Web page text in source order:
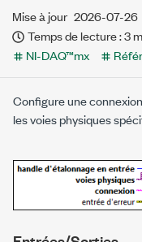
Mise à jour 2026-07-26
Temps de lecture : 3
NI-DAQ™mx
Configure une
les voies physiques